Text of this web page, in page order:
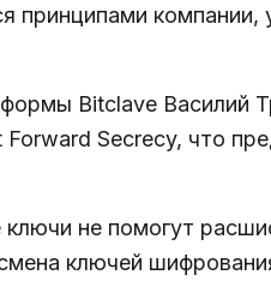
принципами
Bitclave Василий
Secrecy, что
не помогут
ключей